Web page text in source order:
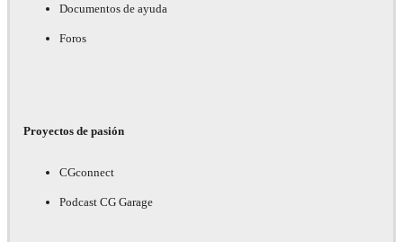
Documentos de ayuda
Foros
Proyectos de pasión
CGconnect
Podcast CG Garage